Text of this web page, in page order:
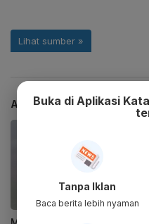
ARTIKEL TERKAIT
Buka di Aplikasi
Tanpa Iklan
Baca berita lebih nyaman